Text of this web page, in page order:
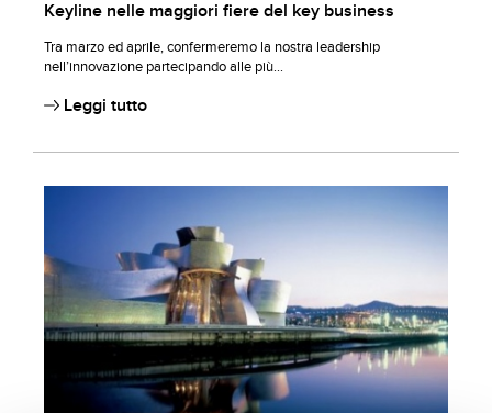
Keyline nelle maggiori fiere del key business
Tra marzo ed aprile, confermeremo la nostra leadership
nell’innovazione partecipando alle più...
Leggi tutto